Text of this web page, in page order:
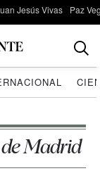
Jesús Vivas Paz
Madrid